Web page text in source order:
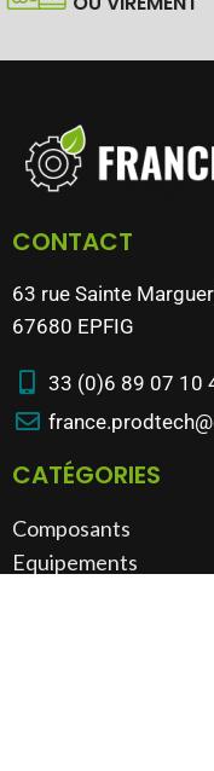
CONTACT
63 rue Sainte
67680 EPFIG
33 (0)6 89 07 10
CATÉGORIES
Composants
Equipements